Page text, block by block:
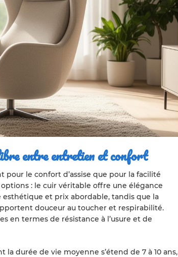
entre entretien et confort
le confort d’assise que pour la facilité
: le cuir véritable offre une élégance
et prix abordable, tandis que la
douceur au toucher et respirabilité.
en termes de résistance à l’usure et de
durée de vie moyenne s’étend de 7 à 10 ans,